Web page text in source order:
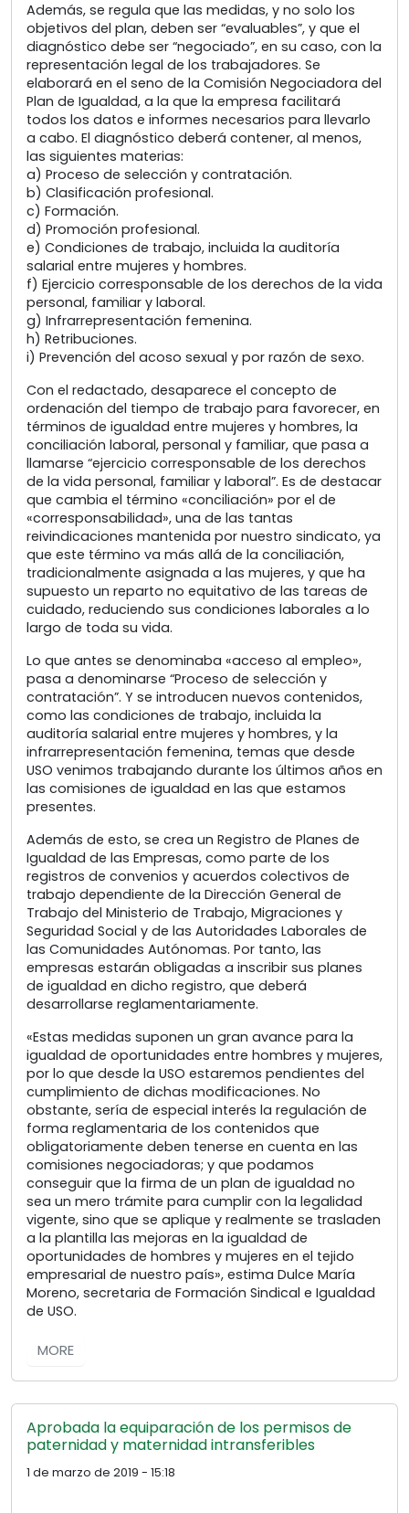
Además, se regula que las medidas, y no solo los
objetivos del plan, deben ser “evaluables”, y que el
diagnóstico debe ser “negociado”, en su caso, con la
representación legal de los trabajadores. Se
elaborará en el seno de la Comisión Negociadora del
Plan de Igualdad, a la que la empresa facilitará
todos los datos e informes necesarios para llevarlo
a cabo. El diagnóstico deberá contener, al menos,
las siguientes materias:
a) Proceso de selección y contratación.
b) Clasificación profesional.
c) Formación.
d) Promoción profesional.
e) Condiciones de trabajo, incluida la auditoría
salarial entre mujeres y hombres.
f) Ejercicio corresponsable de los derechos de la vida
personal, familiar y laboral.
g) Infrarrepresentación femenina.
h) Retribuciones.
i) Prevención del acoso sexual y por razón de sexo.
Con el redactado, desaparece el concepto de
ordenación del tiempo de trabajo para favorecer, en
términos de igualdad entre mujeres y hombres, la
conciliación laboral, personal y familiar, que pasa a
llamarse “ejercicio corresponsable de los derechos
de la vida personal, familiar y laboral”. Es de destacar
que cambia el término «conciliación» por el de
«corresponsabilidad», una de las tantas
reivindicaciones mantenida por nuestro sindicato, ya
que este término va más allá de la conciliación,
tradicionalmente asignada a las mujeres, y que ha
supuesto un reparto no equitativo de las tareas de
cuidado, reduciendo sus condiciones laborales a lo
largo de toda su vida.
Lo que antes se denominaba «acceso al empleo»,
pasa a denominarse “Proceso de selección y
contratación”. Y se introducen nuevos contenidos,
como las condiciones de trabajo, incluida la
auditoría salarial entre mujeres y hombres, y la
infrarrepresentación femenina, temas que desde
USO venimos trabajando durante los últimos años en
las comisiones de igualdad en las que estamos
presentes.
Además de esto, se crea un Registro de Planes de
Igualdad de las Empresas, como parte de los
registros de convenios y acuerdos colectivos de
trabajo dependiente de la Dirección General de
Trabajo del Ministerio de Trabajo, Migraciones y
Seguridad Social y de las Autoridades Laborales de
las Comunidades Autónomas. Por tanto, las
empresas estarán obligadas a inscribir sus planes
de igualdad en dicho registro, que deberá
desarrollarse reglamentariamente.
«Estas medidas suponen un gran avance para la
igualdad de oportunidades entre hombres y mujeres,
por lo que desde la USO estaremos pendientes del
cumplimiento de dichas modificaciones. No
obstante, sería de especial interés la regulación de
forma reglamentaria de los contenidos que
obligatoriamente deben tenerse en cuenta en las
comisiones negociadoras; y que podamos
conseguir que la firma de un plan de igualdad no
sea un mero trámite para cumplir con la legalidad
vigente, sino que se aplique y realmente se trasladen
a la plantilla las mejoras en la igualdad de
oportunidades de hombres y mujeres en el tejido
empresarial de nuestro país», estima Dulce María
Moreno, secretaria de Formación Sindical e Igualdad
de USO.
MORE
Aprobada la equiparación de los permisos de
paternidad y maternidad intransferibles
1 de marzo de 2019 - 15:18